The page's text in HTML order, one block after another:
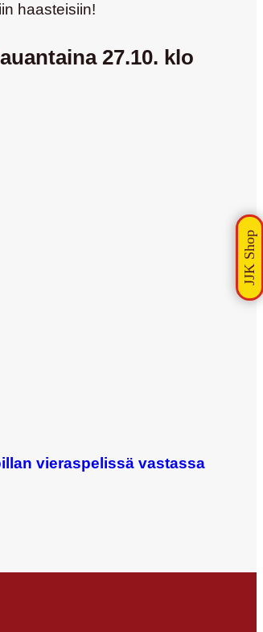
haasteisiin!
27.10. klo
vieraspelissä vastassa